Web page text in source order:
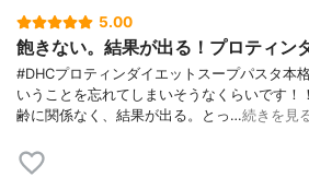
5.00
飽きない。結果が出る！プロティン
#DHCプロティンダイエットスープパスタ本
いうことを忘れてしまいそうなくらいです！
齢に関係なく、結果が出る。とっ…続きを見